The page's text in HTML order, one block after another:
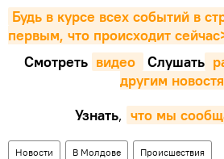
Будь в курсе всех событий в
первым, что происходит
Смотреть видео Cлушать
другим
Узнать, что мы
Новости В Молдове Происшествия